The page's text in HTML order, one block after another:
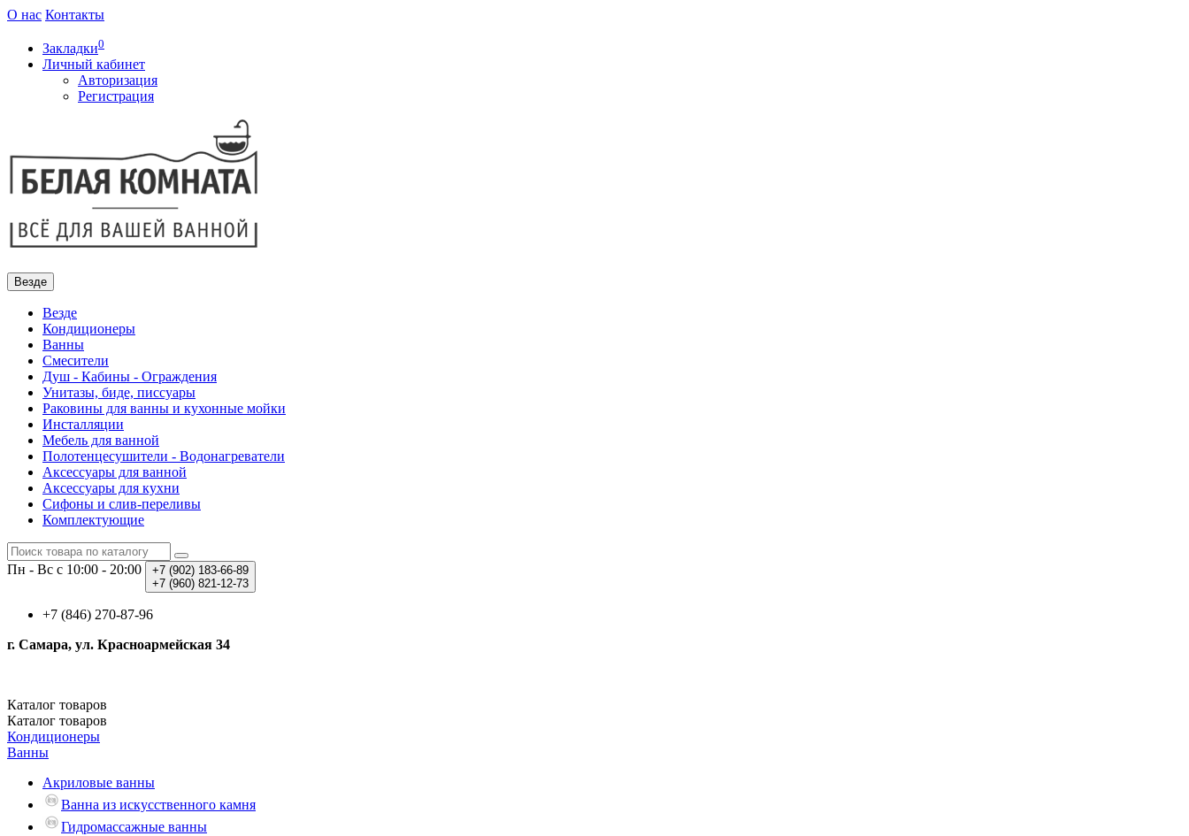
О нас Контакты
Закладки0
Личный кабинет
Авторизация
Регистрация
Везде
Везде
Кондиционеры
Ванны
Смесители
Душ - Кабины - Ограждения
Унитазы, биде, писсуары
Раковины для ванны и кухонные мойки
Инсталляции
Мебель для ванной
Полотенцесушители - Водонагреватели
Аксессуары для ванной
Аксессуары для кухни
Сифоны и слив-переливы
Комплектующие
Пн - Вс с 10:00 - 20:00 +7 (902) 183-66-89
+7 (960) 821-12-73
+7 (846) 270-87-96
г. Самара, ул. Красноармейская 34
Каталог товаров
Каталог товаров
Кондиционеры
Ванны
Акриловые ванны
Ванна из искусственного камня
Гидромассажные ванны